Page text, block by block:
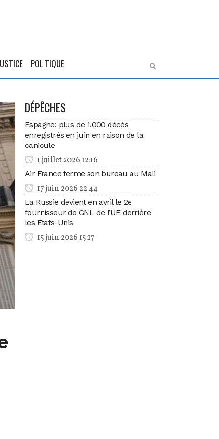
POLITIQUE
DÉPÊCHES
Espagne: plus de 1.000 décès
enregistrés en juin en raison de la
canicule
1 juillet 2026 12:16
Air France ferme son bureau au Mali
17 juin 2026 22:44
La Russie devient en avril le 2e
fournisseur de GNL de l’UE derrière
les États-Unis
15 juin 2026 15:17